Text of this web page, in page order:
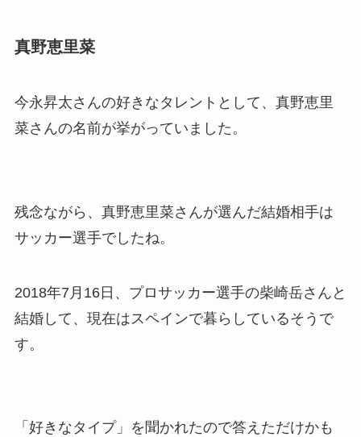
真野恵里菜
今永昇太さんの好きなタレントとして、真野恵里
菜さんの名前が挙がっていました。
残念ながら、真野恵里菜さんが選んだ結婚相手は
サッカー選手でしたね。
2018年7月16日、プロサッカー選手の柴崎岳さんと
結婚して、現在はスペインで暮らしているそうで
す。
「好きなタイプ」を聞かれたので答えただけかも